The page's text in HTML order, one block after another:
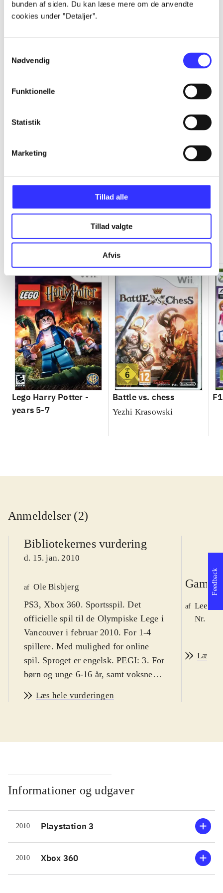
bunden af siden. Du kan læse mere om de anvendte
cookies under ”Detaljer”.
Nødvendig
Funktionelle
Statistik
Marketing
Tillad alle
Tillad valgte
Afvis
Alle registrerede artikler fordelt på udgivelser
Minder om
Lego Harry Potter -
years 5-7
Battle vs. chess
Yezhi Krasowski
Anmeldelser (2)
Bibliotekernes vurdering
d. 15. jan. 2010
af Ole Bisbjerg
PS3, Xbox 360. Sportsspil. Det
officielle spil til de Olympiske Lege i
Vancouver i februar 2010. For 1-4
spillere. Med mulighed for online
spil. Sproget er engelsk. PEGI: 3. For
børn og unge 6-16 år, samt voksne
Man er hurtigt i gang med Vancouver
længere konkurrencer. Der er
forskellige olympiske discipliner,
primært indenfor skisport. En række
sportsgrene som fx curling og is-dans
er desværre udeladt. Sværhedsgraden
kan varieres, men er ret lav, specielt
fordi kontrollen ligner hinanden i de
forskellige sportsgrene. Man vælger
Læs hele vurderingen
Game
af Lee
Nr.
Læs
Informationer og udgaver
2010 Playstation 3
2010 Xbox 360
Feedback